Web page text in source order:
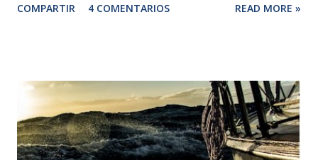
platillos. 2 Y aunque tuviera el don de profecía y conociera
entregara mi cuerpo para dejarme quemar, si no tengo
caridad, de nada me aprovecharía. 4 La caridad es paciente,
la caridad es amable; no es envidiosa, no obra con soberbia,
no se jacta, 5 no es ambiciosa, no busca lo suyo, no se irrita,
COMPARTIR 4 COMENTARIOS READ MORE »